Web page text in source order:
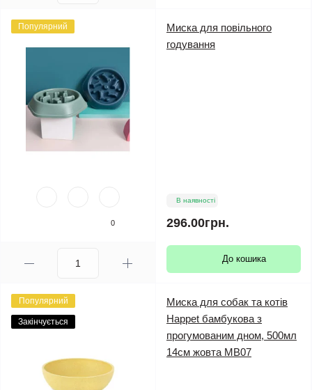
Популярний
0
Миска для повільного
годування
В наявності
296.00грн.
До кошика
Популярний
Закінчується
Миска для собак та котів
Happet бамбукова з
прогумованим дном, 500мл
14см жовта MB07